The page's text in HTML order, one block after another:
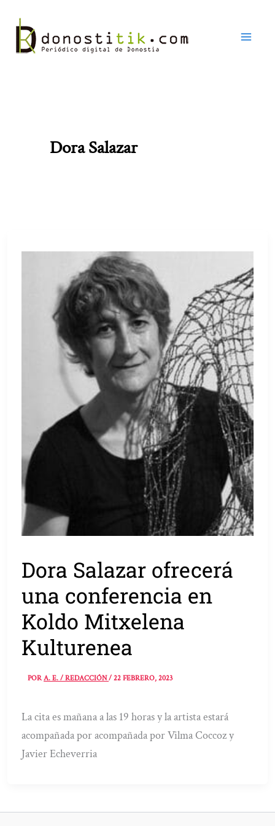
contenido
Dora Salazar
Dora Salazar ofrecerá
una conferencia en
Koldo Mitxelena
Kulturenea
PORA. E. / REDACCIÓN/22 FEBRERO, 2023
La cita es mañana a las 19 horas y la artista estará
acompañada por acompañada por Vilma Coccoz y
Javier Echeverria